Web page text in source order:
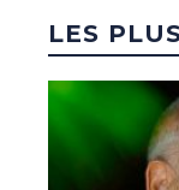
LES